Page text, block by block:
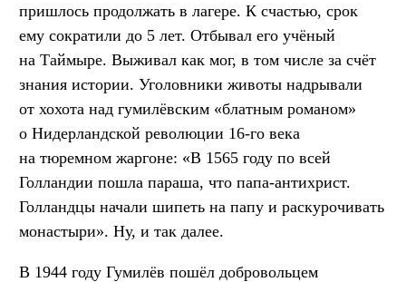
пришлось продолжать в лагере. К счастью, срок
ему сократили до 5 лет. Отбывал его учёный
на Таймыре. Выживал как мог, в том числе за счёт
знания истории. Уголовники животы надрывали
от хохота над гумилёвским «блатным романом»
о Нидерландской революции 16-го века
на тюремном жаргоне: «В 1565 году по всей
Голландии пошла параша, что папа-антихрист.
Голландцы начали шипеть на папу и раскурочивать
монастыри». Ну, и так далее.
В 1944 году Гумилёв пошёл добровольцем